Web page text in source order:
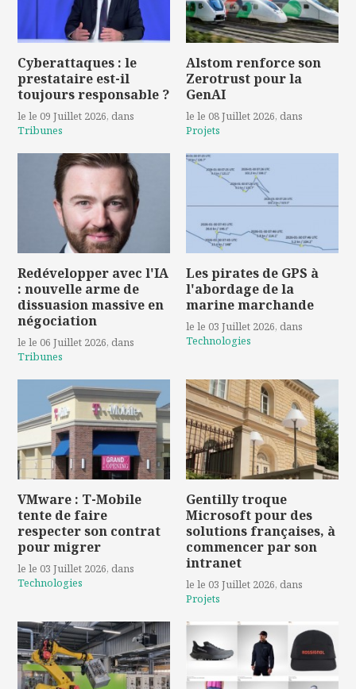
Cyberattaques : le
prestataire est-il
toujours responsable ?
le le 09 Juillet 2026, dans
Tribunes
Alstom renforce son
Zerotrust pour la
GenAI
le le 08 Juillet 2026, dans
Projets
Redévelopper avec l'IA
: nouvelle arme de
dissuasion massive en
négociation
le le 06 Juillet 2026, dans
Tribunes
Les pirates de GPS à
l'abordage de la
marine marchande
le le 03 Juillet 2026, dans
Technologies
VMware : T-Mobile
tente de faire
respecter son contrat
pour migrer
le le 03 Juillet 2026, dans
Technologies
Gentilly troque
Microsoft pour des
solutions françaises, à
commencer par son
intranet
le le 03 Juillet 2026, dans
Projets